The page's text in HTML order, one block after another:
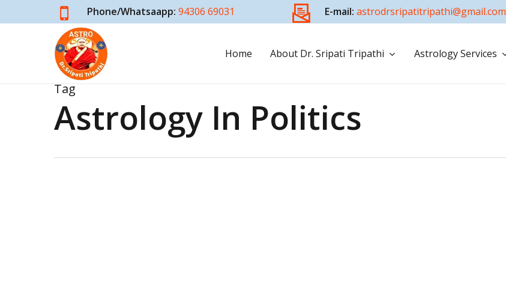
to
Phone/Whatsaapp:94306 69031 E-mail: astrodrsripatitripathi@gmail.com
Home About Dr. Sripati Tripathi Astrology Services
Tag
Astrology In Politics